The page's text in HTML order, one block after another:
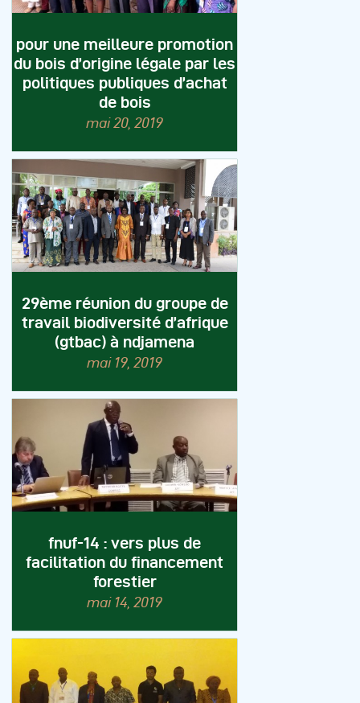
pour une meilleure promotion
du bois d’origine légale par les
politiques publiques d’achat
de bois
mai 20, 2019
29ème réunion du groupe de
travail biodiversité d’afrique
(gtbac) à ndjamena
mai 19, 2019
fnuf-14 : vers plus de
facilitation du financement
forestier
mai 14, 2019